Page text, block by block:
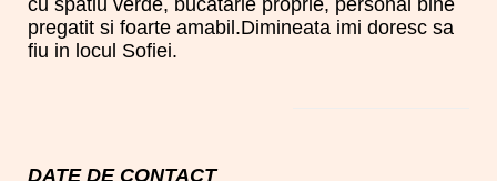
pregatit si foarte amabil.Dimineata imi doresc sa
fiu in locul Sofiei.
DATE DE CONTACT